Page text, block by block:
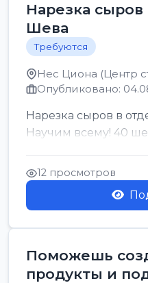
Нарезка
Шева
Требуются
Нес Циона (Центр
Опубликовано:
Нарезка сыров в
Научим всему! 40
12 просмотров
Поможешь
продукты и